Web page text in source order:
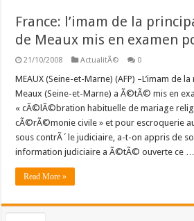
France: l’imam de la
de Meaux mis en examen
21/10/2008 ActualitÃ© 0
MEAUX (Seine-et-Marne) (AFP) –L’imam de
Meaux (Seine-et-Marne) a Ã©tÃ© mis en
« cÃ©lÃ©bration habituelle de mariage
cÃ©rÃ©monie civile » et pour escroquerie
sous contrÃ´le judiciaire, a-t-on appris de
information judiciaire a Ã©tÃ© ouverte ce …
Read More »